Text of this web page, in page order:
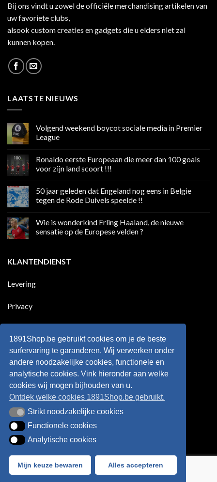
Bij ons vindt u zowel de officiële merchandising artikelen van
uw favoriete clubs,
alsook custom creaties en gadgets die u elders niet zal
kunnen kopen.
LAATSTE NIEUWS
Volgend weekend boycot sociale media in Premier
League
op
weekend
media
in
Premier
Ronaldo eerste Europeaan die meer dan 100 goals
voor zijn land scoort !!!
op
Ronaldo
eerste
meer
100
land
scoort
50 jaar geleden dat Engeland nog eens in Belgie
tegen de Rode Duivels speelde !!
op
jaar
nog
eens
tegen
Wie is wonderkind Erling Haaland, de nieuwe
sensatie op de Europese velden ?
Wie
is
Haaland,
Europese
KLANTENDIENST
Levering
Privacy
Retourneren
Algemene voorwaarden
BancontactVisa
1891Shop.be gebruikt cookies om je de beste
surfervaring te garanderen, Wij verwerken onder
andere noodzakelijke cookies, functionele en
analytische cookies. Vink hieronder aan welke
cookies wij mogen bijhouden van u.
Ontdek welke cookies 1891Shop.be gebruikt.
Strikt noodzakelijke cookies
Strikt noodzakelijke cookies
Functionele cookies
Functionele cookies
Analytische cookies
Analytische cookies
Mijn keuze bewaren Alles accepteren